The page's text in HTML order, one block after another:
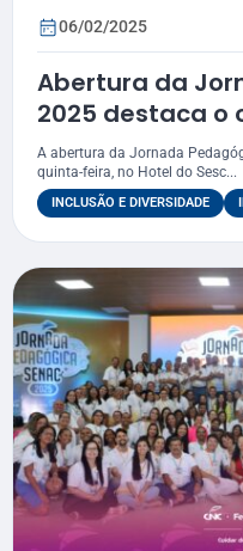
06/02/2025
Abertura da
2025 destaca o
inovação e a
A abertura da Jornada
quinta-feira, no Hotel do Sesc...
INCLUSÃO E DIVERSIDADE